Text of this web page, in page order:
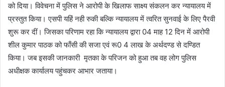
को दिया। विवेचना में पुलिस ने आरोपी के खिलाफ साक्ष्य संकलन कर न्यायालय में
प्रस्तुत किया। एसपी यहिं नही रुकी बल्कि न्यायालय में त्वरित सुनवाई के लिए पैरवी
शुरू कर दीं। जिसका परिणाम रहा कि न्यायालय द्वारा 04 माह 12 दिन में आरोपी
शील कुमार पाठक को फाँसी की सजा एवं रू0 4 लाख के अर्थदण्ड से दण्डित
किया। जब इसकी जानकारी मृतका के परिजन को हुआ तब वह लोग पुलिस
अधीक्षक कार्यालय पहुंचकर आभार जताया।